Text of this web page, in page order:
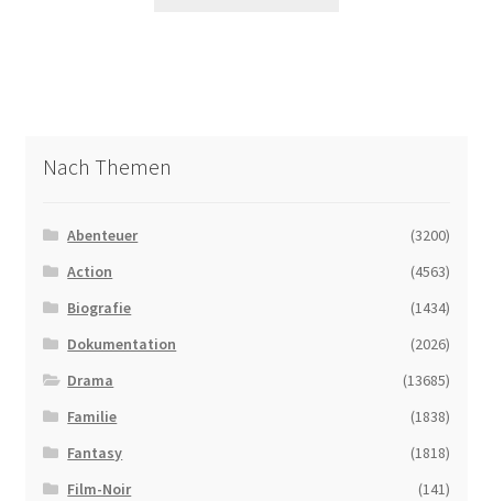
Nach Themen
Abenteuer
(3200)
Action
(4563)
Biografie
(1434)
Dokumentation
(2026)
Drama
(13685)
Familie
(1838)
Fantasy
(1818)
Film-Noir
(141)